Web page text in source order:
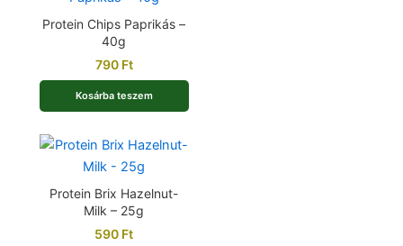
Protein Chips Paprikás –
40g
790 Ft
Kosárba teszem
Protein Brix Hazelnut-
Milk – 25g
590 Ft